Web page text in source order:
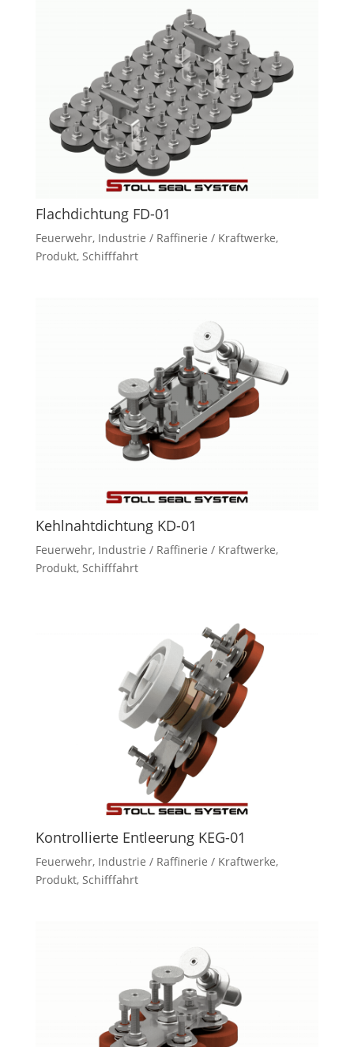
Flachdichtung FD-01
Feuerwehr, Industrie / Raffinerie / Kraftwerke,
Produkt, Schifffahrt
Kehlnahtdichtung KD-01
Feuerwehr, Industrie / Raffinerie / Kraftwerke,
Produkt, Schifffahrt
Kontrollierte Entleerung KEG-01
Feuerwehr, Industrie / Raffinerie / Kraftwerke,
Produkt, Schifffahrt